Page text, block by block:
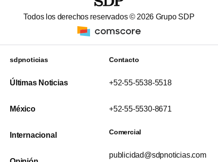
Todos los derechos reservados © 2026 Grupo SDP
sdpnoticias
Últimas Noticias
México
Internacional
Contacto
+52-55-5538-5518
+52-55-5530-8671
Comercial
publicidad@sdpnoticias.com